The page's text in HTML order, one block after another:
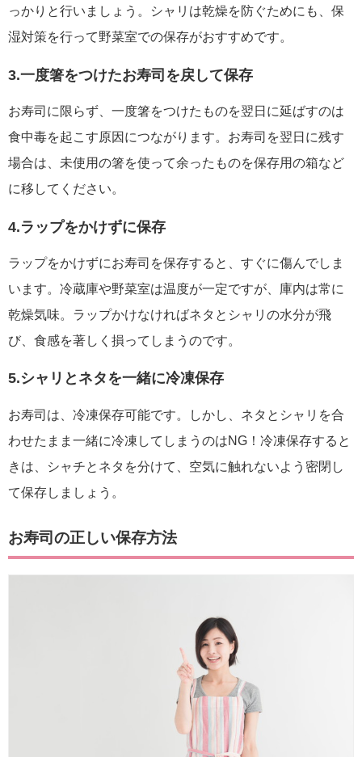
っかりと行いましょう。シャリは乾燥を防ぐためにも、保
湿対策を行って野菜室での保存がおすすめです。
3.一度箸をつけたお寿司を戻して保存
お寿司に限らず、一度箸をつけたものを翌日に延ばすのは
食中毒を起こす原因につながります。お寿司を翌日に残す
場合は、未使用の箸を使って余ったものを保存用の箱など
に移してください。
4.ラップをかけずに保存
ラップをかけずにお寿司を保存すると、すぐに傷んでしま
います。冷蔵庫や野菜室は温度が一定ですが、庫内は常に
乾燥気味。ラップかけなければネタとシャリの水分が飛
び、食感を著しく損ってしまうのです。
5.シャリとネタを一緒に冷凍保存
お寿司は、冷凍保存可能です。しかし、ネタとシャリを合
わせたまま一緒に冷凍してしまうのはNG！冷凍保存すると
きは、シャチとネタを分けて、空気に触れないよう密閉し
て保存しましょう。
お寿司の正しい保存方法